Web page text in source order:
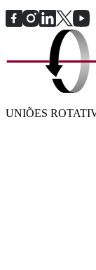
UNIÕES